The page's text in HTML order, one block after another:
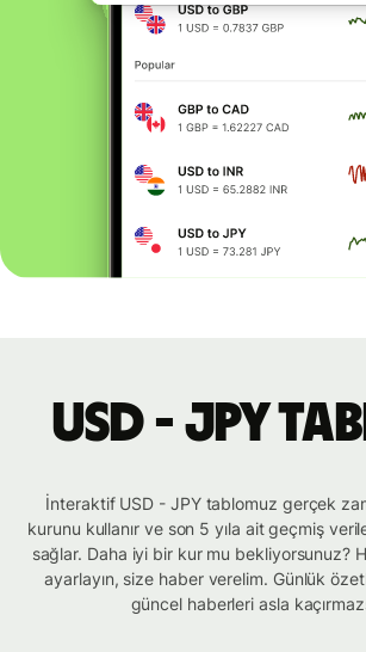
USD - JPY
İnteraktif USD - JPY tablomuz gerçek
kurunu kullanır ve son 5 yıla ait geçmiş
sağlar. Daha iyi bir kur mu bekliyorsunuz?
ayarlayın, size haber verelim. Günlük
güncel haberleri asla